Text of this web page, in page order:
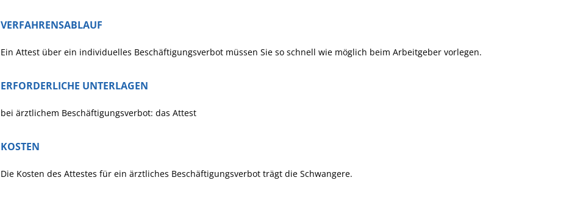
VERFAHRENSABLAUF
Ein Attest über ein individuelles Beschäftigungsverbot müssen Sie so schnell wie möglich beim Arbeitgeber vorlegen.
ERFORDERLICHE UNTERLAGEN
bei ärztlichem Beschäftigungsverbot: das Attest
KOSTEN
Die Kosten des Attestes für ein ärztliches Beschäftigungsverbot trägt die Schwangere.